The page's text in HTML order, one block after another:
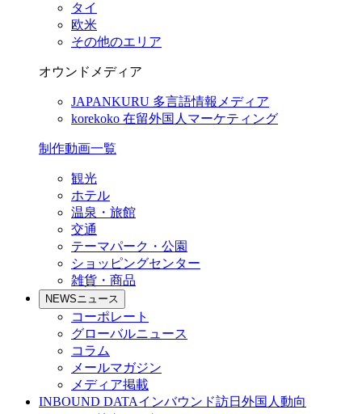
タイ
欧米
その他のエリア
オウンドメディア
JAPANKURU 多言語情報メディア
korekoko 在留外国人マーケティング
制作動画一覧
観光
ホテル
温泉・旅館
交通
テーマパーク・公園
ショッピングセンター
雑貨・商品
NEWSニュース
コーポレート
グローバルニュース
コラム
メールマガジン
メディア掲載
INBOUND DATAインバウンド訪日外国人動向